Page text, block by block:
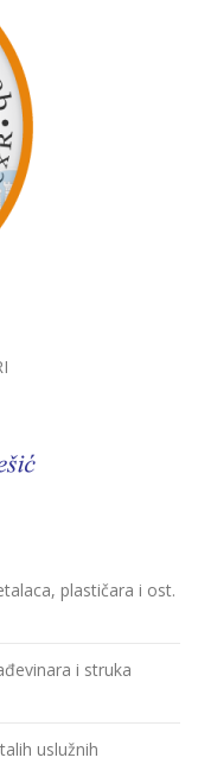
plastičara i ost.
i struka
uslužnih